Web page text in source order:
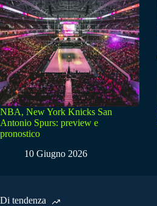
NBA, New York Knicks San
Antonio Spurs: preview e
pronostico
10 Giugno 2026
Di tendenza